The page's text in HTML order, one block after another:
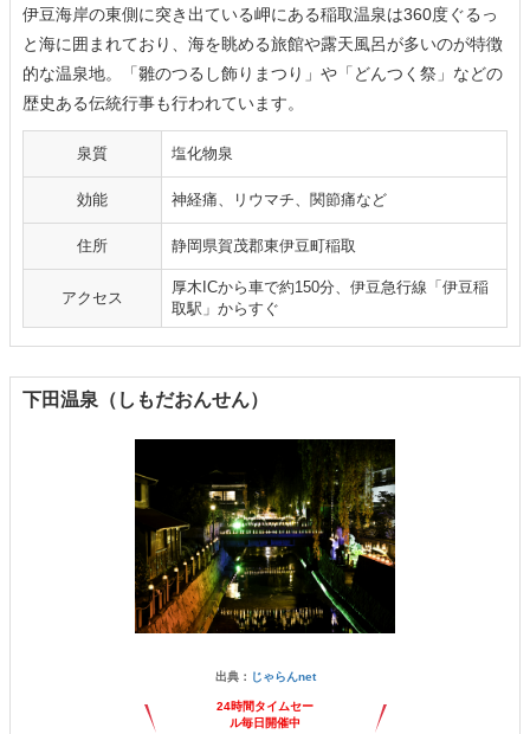
伊豆海岸の東側に突き出ている岬にある稲取温泉は360度ぐるっ
と海に囲まれており、海を眺める旅館や露天風呂が多いのが特徴
的な温泉地。「雛のつるし飾りまつり」や「どんつく祭」などの
歴史ある伝統行事も行われています。
泉質 塩化物泉
効能 神経痛、リウマチ、関節痛など
住所 静岡県賀茂郡東伊豆町稲取
アクセス
厚木ICから車で約150分、伊豆急行線「伊豆稲
取駅」からすぐ
下田温泉（しもだおんせん）
出典： じゃらんnet
24時間タイムセー
ル毎日開催中